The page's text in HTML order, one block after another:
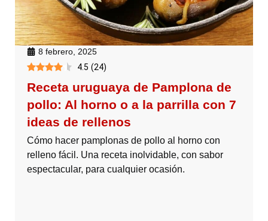
8 febrero, 2025
4.5 (24)
Receta uruguaya de Pamplona de
pollo: Al horno o a la parrilla con 7
ideas de rellenos
Cómo hacer pamplonas de pollo al horno con
relleno fácil. Una receta inolvidable, con sabor
espectacular, para cualquier ocasión.